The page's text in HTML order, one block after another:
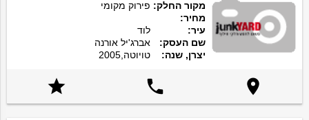
מקור החלק: פירוק מקומי
מחיר:
עיר:
לוד
שם העסק:
אברג'יל אורנה
יצרן, שנה:
טויוטה,2005


